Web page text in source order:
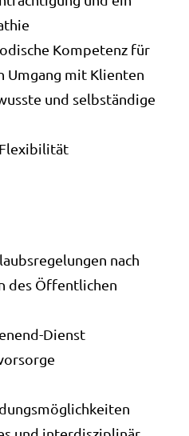
Kompetenz für
Umgang mit Klienten
und selbständige
nach
des Öffentlichen
Dienst